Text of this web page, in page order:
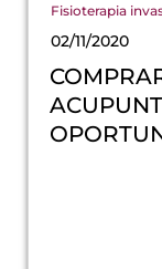
Fisioterapia
02/11/2020